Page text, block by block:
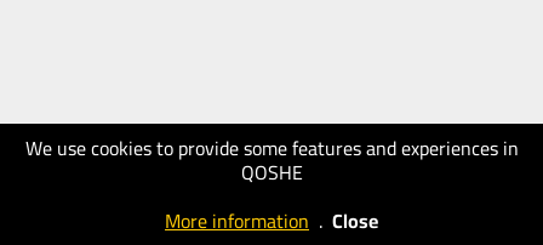
We use cookies to provide some features and experiences in
QOSHE
More information . Close